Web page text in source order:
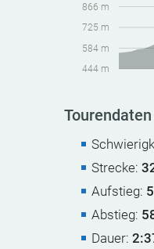
444 m
584 m
725 m
866 m
Tourendaten
Strecke:
Aufstieg:
Abstieg:
Dauer: